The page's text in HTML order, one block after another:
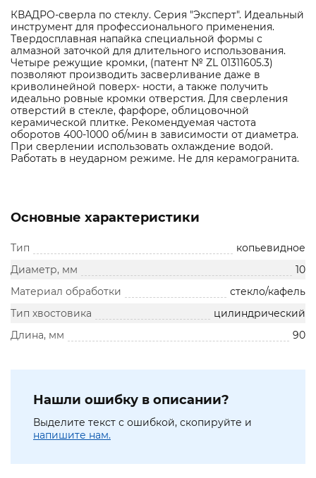
КВАДРО-сверла по стеклу. Серия "Эксперт". Идеальный
инструмент для профессионального применения.
Твердосплавная напайка специальной формы с
алмазной заточкой для длительного использования.
Четыре режущие кромки, (патент № ZL 01311605.3)
позволяют производить засверливание даже в
криволинейной поверх- ности, а также получить
идеально ровные кромки отверстия. Для сверления
отверстий в стекле, фарфоре, облицовочной
керамической плитке. Рекомендуемая частота
оборотов 400-1000 об/мин в зависимости от диаметра.
При сверлении использовать охлаждение водой.
Работать в неударном режиме. Не для керамогранита.
Основные характеристики
Тип
копьевидное
Диаметр, мм
10
Материал обработки
стекло/кафель
Тип хвостовика
цилиндрический
Длина, мм
90
Нашли ошибку в описании?
Выделите текст с ошибкой, скопируйте и
напишите нам.